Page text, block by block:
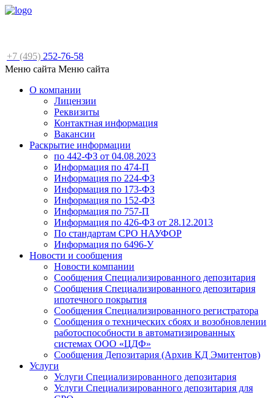
+7 (495) 252-76-58
Меню сайта Меню сайта
О компании
Лицензии
Реквизиты
Контактная информация
Вакансии
Раскрытие информации
по 442-ФЗ от 04.08.2023
Информация по 474-П
Информация по 224-ФЗ
Информация по 173-ФЗ
Информация по 152-ФЗ
Информация по 757-П
Информация по 426-ФЗ от 28.12.2013
По стандартам СРО НАУФОР
Информация по 6496-У
Новости и сообщения
Новости компании
Сообщения Специализированного депозитария
Сообщения Специализированного депозитария
ипотечного покрытия
Сообщения Специализированного регистратора
Сообщения о технических сбоях и возобновлении
работоспособности в автоматизированных
системах ООО «ЦДФ»
Сообщения Депозитария (Архив КД Эмитентов)
Услуги
Услуги Специализированного депозитария
Услуги Специализированного депозитария для